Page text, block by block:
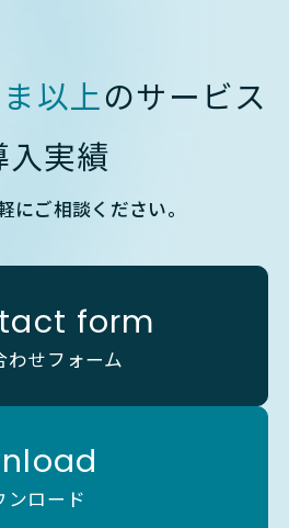
以上のサービス
入実績
にご相談ください。
form
わせフォーム
ンロード